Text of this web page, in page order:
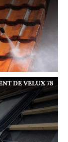
DE VELUX 78